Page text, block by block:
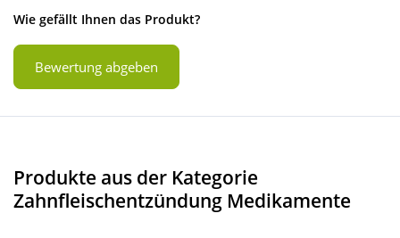
Wie gefällt Ihnen das Produkt?
Bewertung abgeben
Produkte aus der Kategorie
Zahnfleischentzündung Medikamente